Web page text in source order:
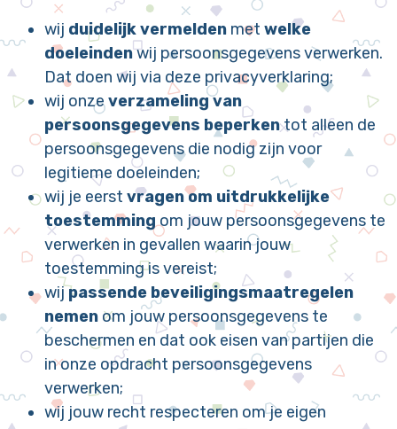
wij duidelijk vermeldenmet welke
doeleindenwij persoonsgegevens verwerken.
Dat doen wij via deze privacyverklaring;
wij onzeverzameling van
persoonsgegevens beperkentot alleen de
persoonsgegevens die nodig zijn voor
legitieme doeleinden;
wij je eerst vragen om uitdrukkelijke
toestemmingom jouw persoonsgegevens te
verwerken in gevallen waarin jouw
toestemming is vereist;
wijpassende beveiligingsmaatregelen
nemenom jouw persoonsgegevens te
beschermen en dat ook eisen van partijen die
in onze opdracht persoonsgegevens
verwerken;
wij jouw recht respecteren om je eigen